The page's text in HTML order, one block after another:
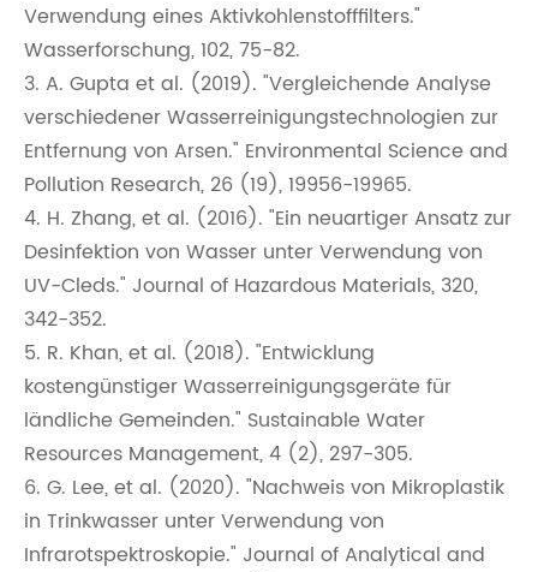
Verwendung eines Aktivkohlenstofffilters."
Wasserforschung, 102, 75-82.
3. A. Gupta et al. (2019). "Vergleichende Analyse
verschiedener Wasserreinigungstechnologien zur
Entfernung von Arsen." Environmental Science and
Pollution Research, 26 (19), 19956-19965.
4. H. Zhang, et al. (2016). "Ein neuartiger Ansatz zur
Desinfektion von Wasser unter Verwendung von
UV-Cleds." Journal of Hazardous Materials, 320,
342-352.
5. R. Khan, et al. (2018). "Entwicklung
kostengünstiger Wasserreinigungsgeräte für
ländliche Gemeinden." Sustainable Water
Resources Management, 4 (2), 297-305.
6. G. Lee, et al. (2020). "Nachweis von Mikroplastik
in Trinkwasser unter Verwendung von
Infrarotspektroskopie." Journal of Analytical and